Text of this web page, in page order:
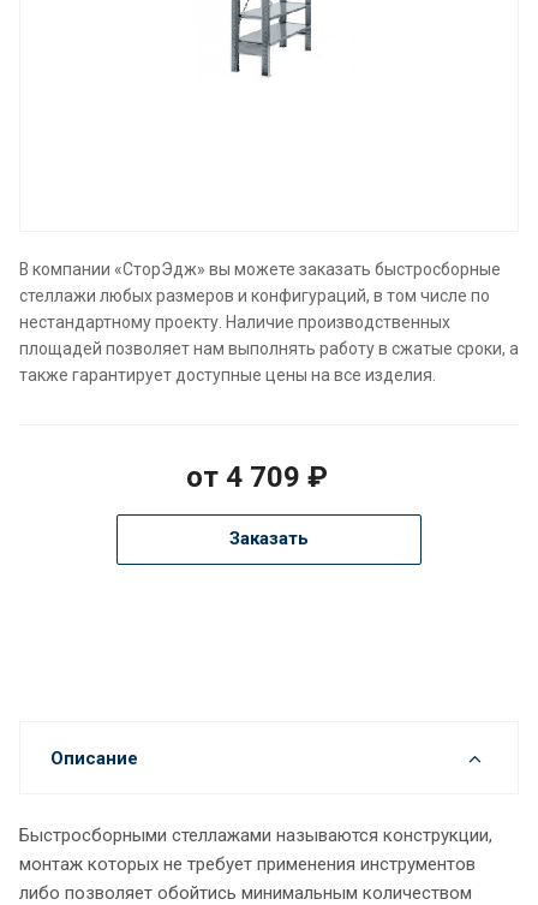
В компании «СторЭдж» вы можете заказать быстросборные
стеллажи любых размеров и конфигураций, в том числе по
нестандартному проекту. Наличие производственных
площадей позволяет нам выполнять работу в сжатые сроки, а
также гарантирует доступные цены на все изделия.
от 4 709 ₽
Заказать
Описание
Быстросборными стеллажами называются конструкции,
монтаж которых не требует применения инструментов
либо позволяет обойтись минимальным количеством